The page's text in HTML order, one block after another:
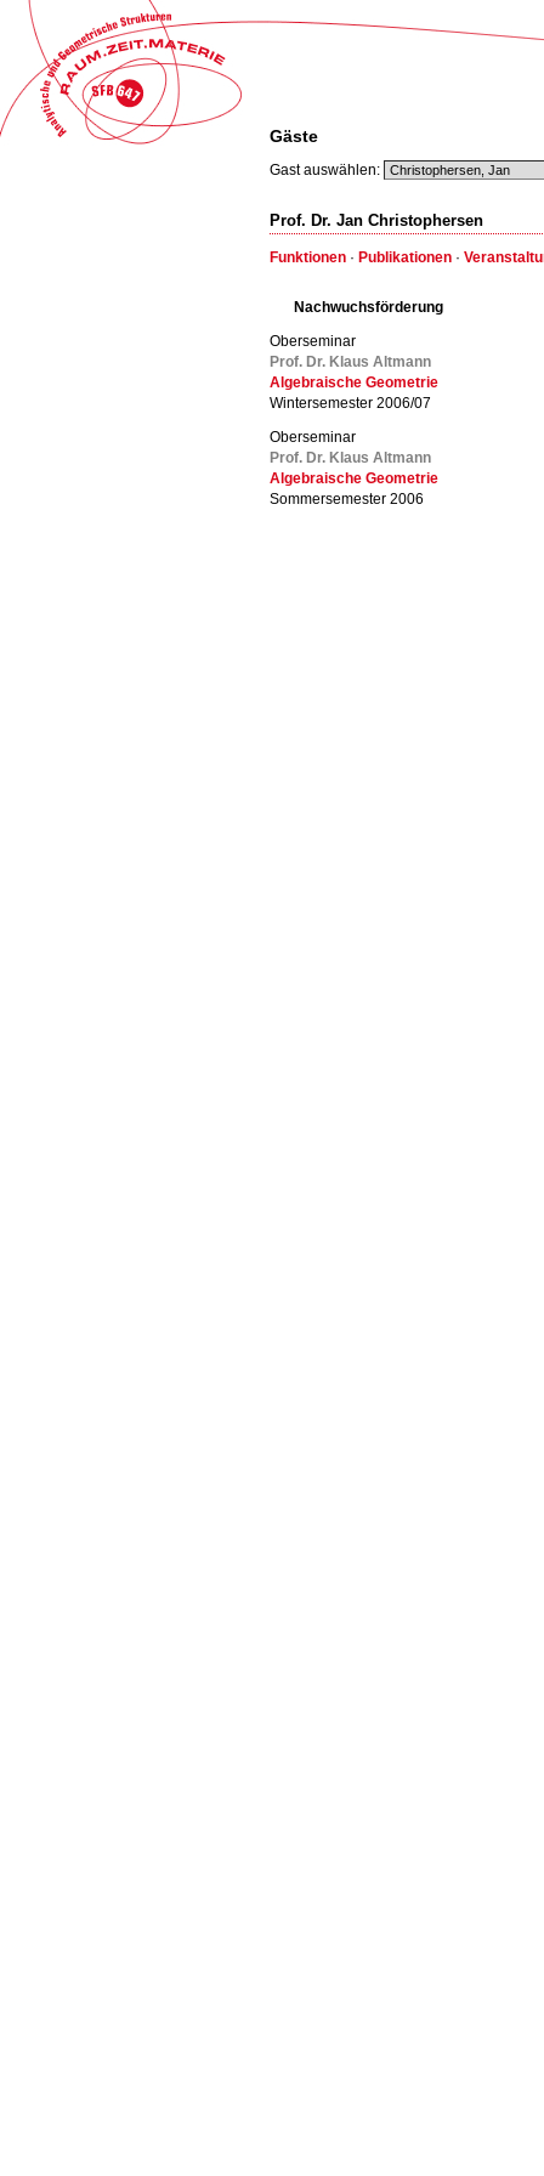
Gäste
Gast auswählen:
Prof. Dr. Jan Christophersen
Funktionen · Publikationen ·
Nachwuchsförderung
Oberseminar
Prof. Dr. Klaus Altmann
Algebraische Geometrie
Wintersemester 2006/07
Oberseminar
Prof. Dr. Klaus Altmann
Algebraische Geometrie
Sommersemester 2006